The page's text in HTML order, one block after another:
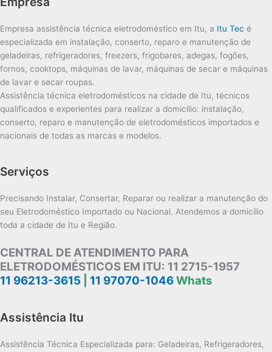
Empresa assistência técnica eletrodoméstico em Itu, a Itu Tec é
especializada em instalação, conserto, reparo e manutenção de
geladeiras, refrigeradores, freezers, frigobares, adegas, fogões,
fornos, cooktops, máquinas de lavar, máquinas de secar e máquinas
de lavar e secar roupas.
Assistência técnica eletrodomésticos na cidade de Itu, técnicos
qualificados e experientes para realizar a domicílio: instalação,
conserto, reparo e manutenção de eletrodomésticos importados e
nacionais de todas as marcas e modelos.
Serviços
Precisando Instalar, Consertar, Reparar ou realizar a manutenção do
seu Eletrodoméstico Importado ou Nacional. Atendemos a domicílio
toda a cidade de Itu e Região.
CENTRAL DE ATENDIMENTO PARA
ELETRODOMÉSTICOS EM ITU: 11 2715-1957
11 96213-3615
11 97070-1046Whats
Assistência Itu
Assistência Técnica Especializada para: Geladeiras, Refrigeradores,